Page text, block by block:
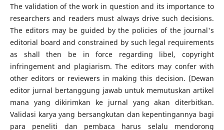
The validation of the work in question and its importance to
researchers and readers must always drive such decisions.
The editors may be guided by the policies of the journal's
editorial board and constrained by such legal requirements
as shall then be in force regarding libel, copyright
infringement and plagiarism. The editors may confer with
other editors or reviewers in making this decision. (Dewan
editor jurnal bertanggung jawab untuk memutuskan artikel
mana yang dikirimkan ke jurnal yang akan diterbitkan.
Validasi karya yang bersangkutan dan kepentingannya bagi
para peneliti dan pembaca harus selalu mendorong